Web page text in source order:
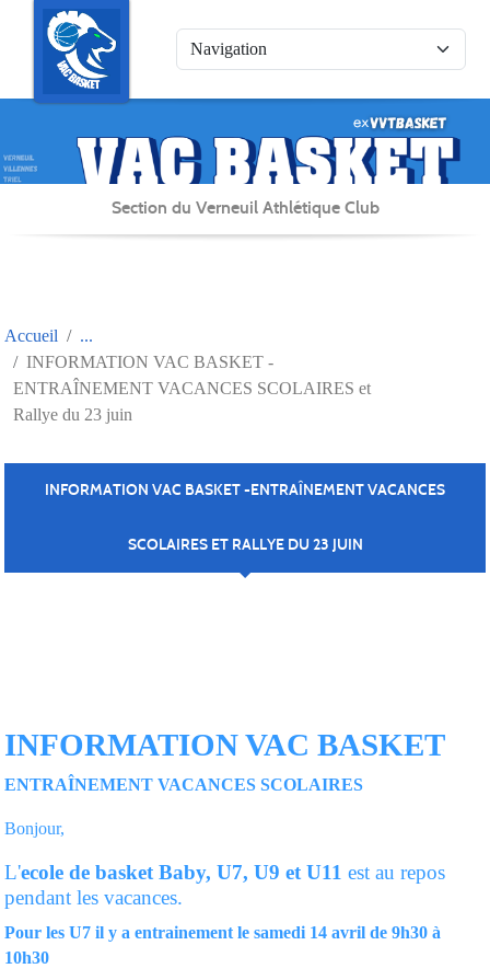
Section du Verneuil Athlétique Club
Accueil
INFORMATION VAC BASKET -
ENTRAÎNEMENT VACANCES SCOLAIRES et
Rallye du 23 juin
INFORMATION VAC BASKET -ENTRAÎNEMENT VACANCES
SCOLAIRES ET RALLYE DU 23 JUIN
INFORMATION VAC BASKET
ENTRAÎNEMENT VACANCES SCOLAIRES
Bonjour,
L'ecole de basket Baby, U7, U9 et U11 est au repos
pendant les vacances.
Pour les U7 il y a entrainement le samedi 14 avril de 9h30 à
10h30
Panneau de gestion des cookies